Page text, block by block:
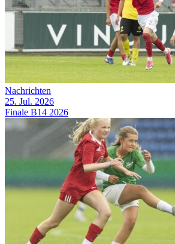
Nachrichten
25. Jul. 2026
Finale B14 2026